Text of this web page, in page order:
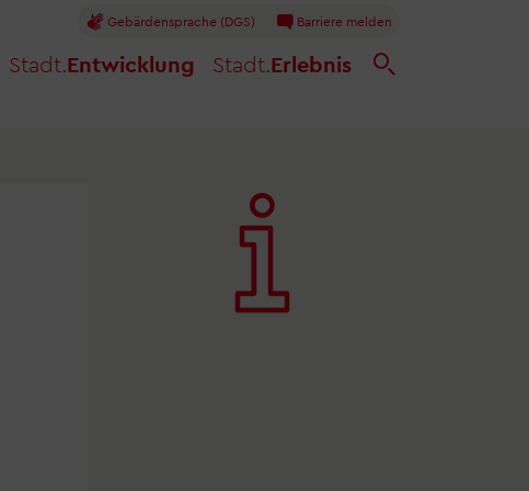
Stadt.Entwicklung Stadt.Erlebnis
Gebärdensprache (DGS) Barriere melden